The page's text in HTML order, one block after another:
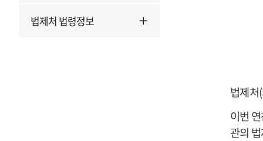
법제처 법령정보
법제처(
이번
관의